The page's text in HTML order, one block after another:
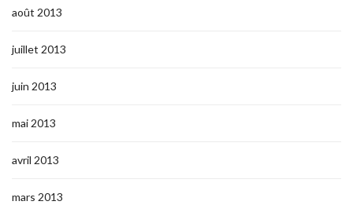
août 2013
juillet 2013
juin 2013
mai 2013
avril 2013
mars 2013